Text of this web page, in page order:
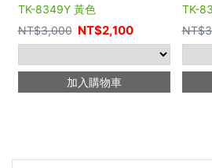
TK-8349Y 黃色
NT$3,000 NT$2,100
加入購物車
TK-
NT$